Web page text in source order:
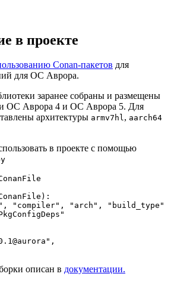
в проекте
Conan-пакетов для
для ОС Аврора.
заранее собраны и размещены
ОС Аврора 4 и ОC Аврора 5. Для
архитектуры armv7hl, aarch64
в проекте с помощью
):
, "compiler" , "arch" ,
"build_type"
,
описан в документации.